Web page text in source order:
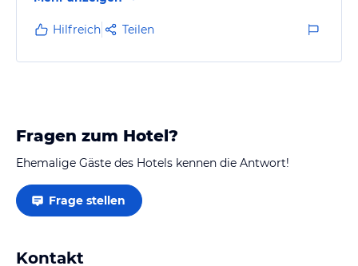
Sonderwünsche werden sofort bearbeitet.
Hilfreich Teilen
Fragen zum Hotel?
Ehemalige Gäste des Hotels kennen die Antwort!
Frage stellen
Kontakt